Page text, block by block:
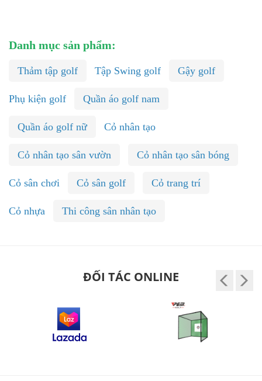
Danh mục sản phẩm:
Thảm tập golf Tập Swing golf Gậy golf
Phụ kiện golf Quần áo golf nam
Quần áo golf nữ Cỏ nhân tạo
Cỏ nhân tạo sân vườn Cỏ nhân tạo sân bóng
Cỏ sân chơi Cỏ sân golf Cỏ trang trí
Cỏ nhựa Thi công sân nhân tạo
ĐỐI TÁC ONLINE